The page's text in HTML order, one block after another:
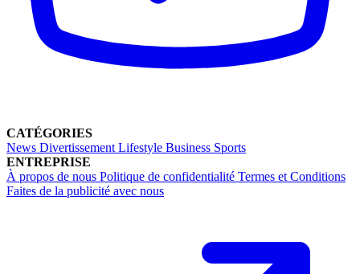
CATÉGORIES
News Divertissement Lifestyle Business Sports
ENTREPRISE
À propos de nous Politique de confidentialité Termes et Conditions
Faites de la publicité avec nous